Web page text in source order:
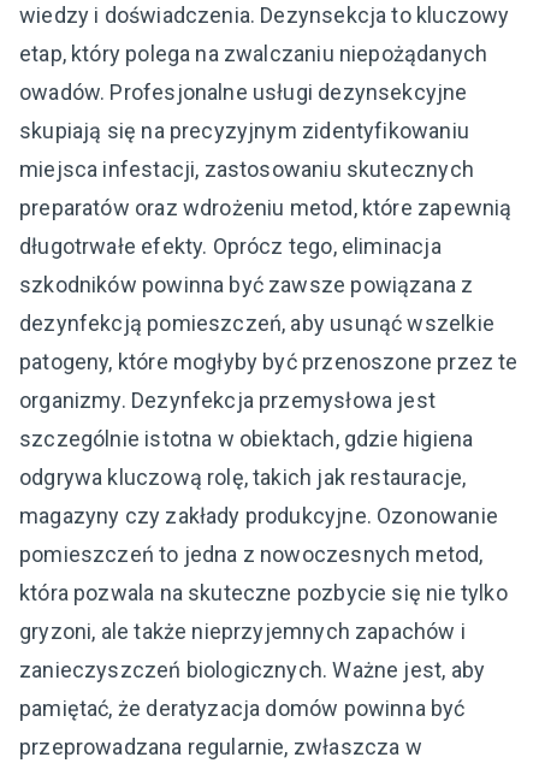
wiedzy i doświadczenia. Dezynsekcja to kluczowy
etap, który polega na zwalczaniu niepożądanych
owadów. Profesjonalne usługi dezynsekcyjne
skupiają się na precyzyjnym zidentyfikowaniu
miejsca infestacji, zastosowaniu skutecznych
preparatów oraz wdrożeniu metod, które zapewnią
długotrwałe efekty. Oprócz tego, eliminacja
szkodników powinna być zawsze powiązana z
dezynfekcją pomieszczeń, aby usunąć wszelkie
patogeny, które mogłyby być przenoszone przez te
organizmy. Dezynfekcja przemysłowa jest
szczególnie istotna w obiektach, gdzie higiena
odgrywa kluczową rolę, takich jak restauracje,
magazyny czy zakłady produkcyjne. Ozonowanie
pomieszczeń to jedna z nowoczesnych metod,
która pozwala na skuteczne pozbycie się nie tylko
gryzoni, ale także nieprzyjemnych zapachów i
zanieczyszczeń biologicznych. Ważne jest, aby
pamiętać, że deratyzacja domów powinna być
przeprowadzana regularnie, zwłaszcza w